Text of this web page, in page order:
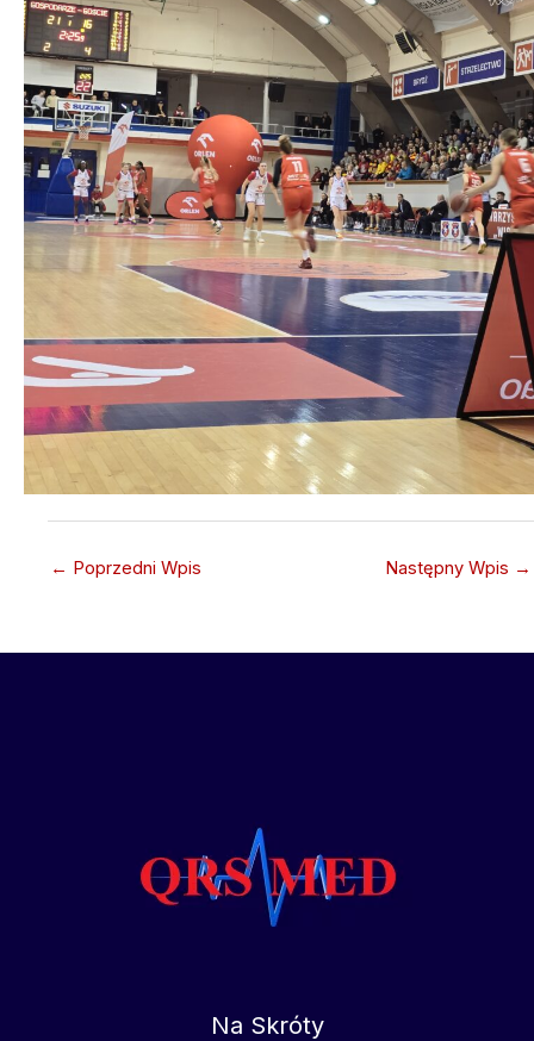
← Poprzedni Wpis Następny Wpis →
Na Skróty